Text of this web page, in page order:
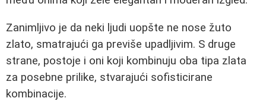
Zanimljivo je da neki ljudi uopšte ne nose žuto
zlato, smatrajući ga previše upadljivim. S druge
strane, postoje i oni koji kombinuju oba tipa zlata
za posebne prilike, stvarajući sofisticirane
kombinacije.